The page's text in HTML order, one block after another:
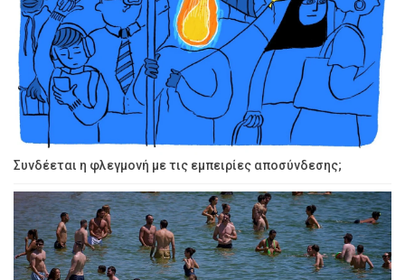
Συνδέεται η φλεγμονή με τις εμπειρίες αποσύνδεσης;